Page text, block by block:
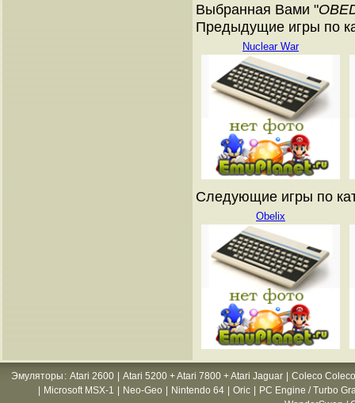
Выбранная Вами "
Предыдущие игры по
Nuclear War
Следующие игры по
Obelix
Эмуляторы : Atari 2600 Atari 5200 + Atari 7800 + Atari Jaguar
Coleco
Microsoft MSX-1 Neo-Geo Nintendo 64 Oric
PC Engine / Turbo